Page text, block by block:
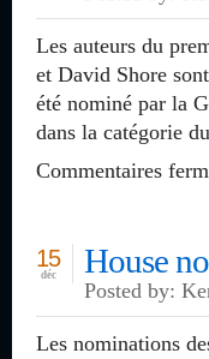
Les auteurs du
et David Shore
été nominé par la
dans la catégorie
Commentaires
House
15
déc
Posted by:
Les nominations